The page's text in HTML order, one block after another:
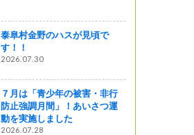
泰阜村金野のハスが見頃で
す！！
2026.07.30
７月は「青少年の被害・非行
防止強調月間」！あいさつ運
動を実施しました
2026.07.28